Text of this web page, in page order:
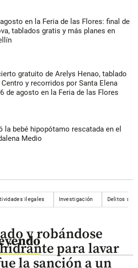
en la Feria de las Flores: final de
tablados gratis y más planes en
gratuito de Arelys Henao, tablado
Centro y recorridos por Santa Elena
de agosto en la Feria de las Flores
la bebé hipopótamo rescatada en el
Medio
ilegales Investigación Delitos
y robándose
para lavar
la sanción a un